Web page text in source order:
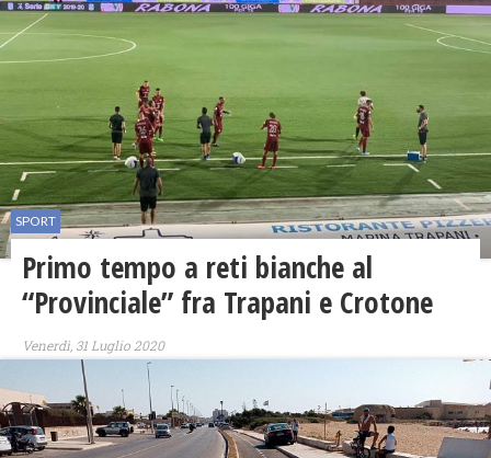
SPORT
Primo tempo a reti bianche al
“Provinciale” fra Trapani e Crotone
Venerdì, 31 Luglio 2020